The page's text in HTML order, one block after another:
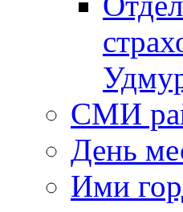
СМИ
День
Ими